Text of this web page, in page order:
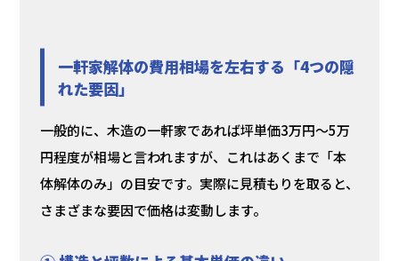
一軒家解体の費用相場を左右する「4つの隠
れた要因」
一般的に、木造の一軒家であれば坪単価3万円〜5万
円程度が相場と言われますが、これはあくまで「本
体解体のみ」の目安です。実際に見積もりを取ると、
さまざまな要因で価格は変動します。